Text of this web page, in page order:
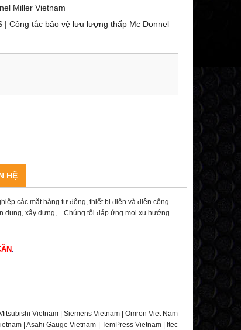
Miller Vietnam
| Công tắc bảo vệ lưu lượng thấp Mc Donnel
HỆ
các mặt hàng tự động, thiết bị điện và điện công
dụng, xây dựng,... Chúng tôi đáp ứng mọi xu hướng
.
Vietnam | Siemens Vietnam | Omron Viet Nam
| Asahi Gauge Vietnam | TemPress Vietnam | Itec